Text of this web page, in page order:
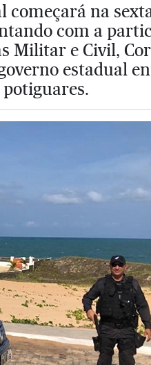
começará na
com a
Militar e Civil,
estadual